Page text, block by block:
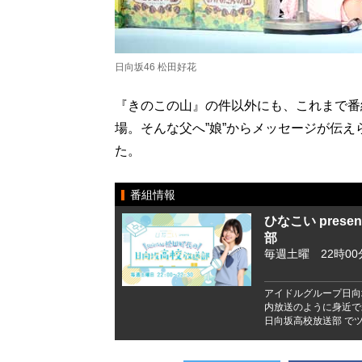
日向坂46 松田好花
『きのこの山』の件以外にも、これまで
場。そんな父へ”娘”からメッセージが伝
た。
番組情報
ひなこい
部
毎週土曜 22時00
アイドルグループ日
内放送のように身近
日向坂高校放送部 で